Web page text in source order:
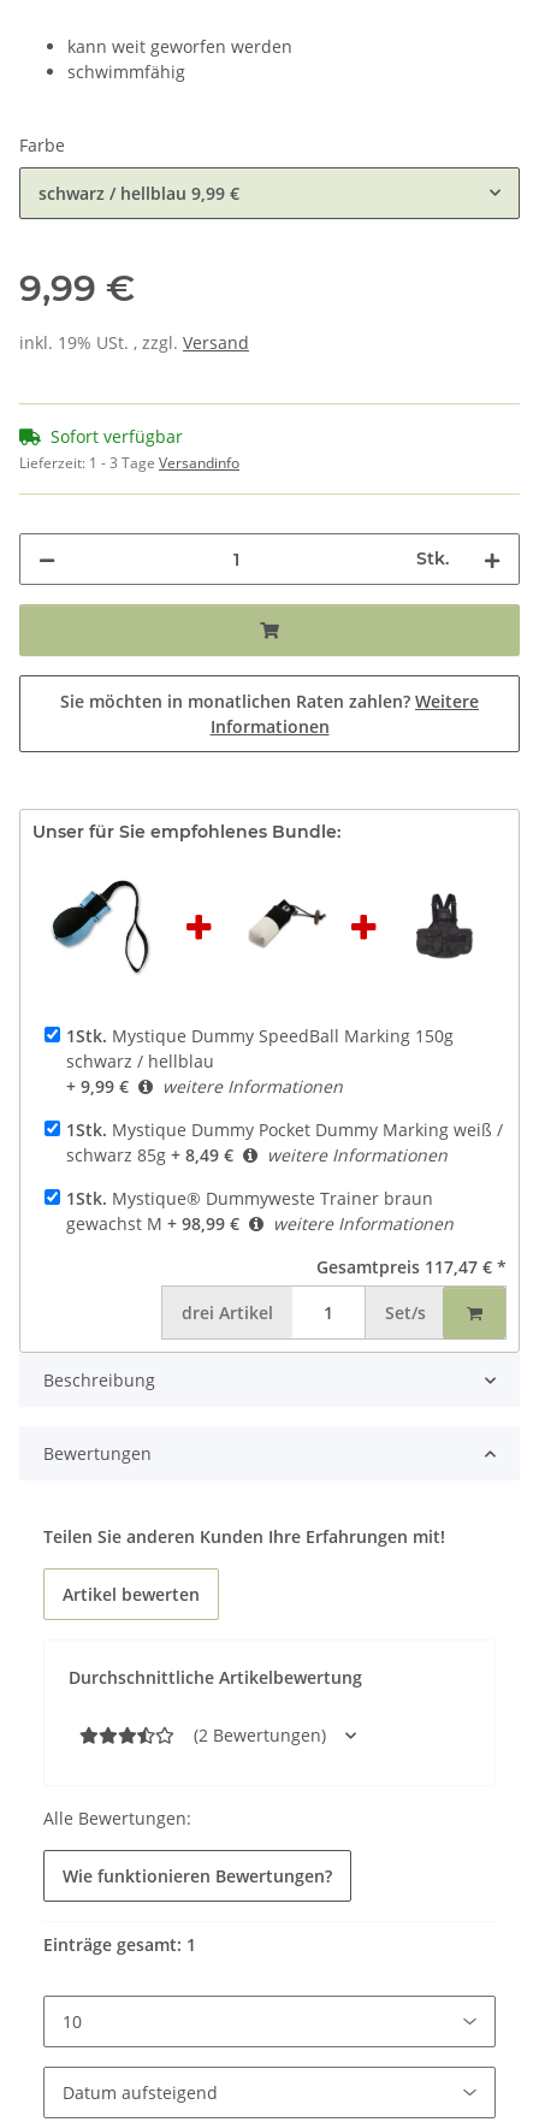
kann weit geworfen werden
schwimmfähig
Farbe
schwarz / hellblau 9,99 €
9,99 €
inkl. 19% USt. , zzgl. Versand
Sofort verfügbar
Lieferzeit: 1 - 3 Tage Versandinfo
Stk.
Sie möchten in monatlichen Raten zahlen? Weitere
Informationen
Unser für Sie empfohlenes Bundle:
1Stk. Mystique Dummy SpeedBall Marking 150g
schwarz / hellblau
+ 9,99 €
weitere Informationen
1Stk. Mystique Dummy Pocket Dummy Marking weiß /
schwarz 85g + 8,49 €
weitere Informationen
1Stk. Mystique® Dummyweste Trainer braun
gewachst M + 98,99 €
weitere Informationen
Gesamtpreis 117,47 € *
drei Artikel Set/s
Beschreibung
Bewertungen
Durchschnittliche Artikelbewertung
(2 Bewertungen)
Teilen Sie anderen Kunden Ihre Erfahrungen mit!
Artikel bewerten
Alle Bewertungen:
Wie funktionieren Bewertungen?
Einträge gesamt: 1